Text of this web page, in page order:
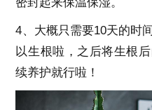
4、大概只需要10天的时
以生根啦，之后将生根
续养护就行啦！